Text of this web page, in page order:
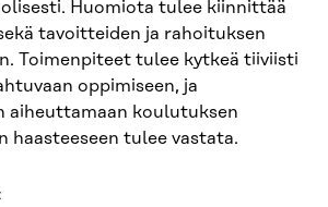
Huomiota tulee kiinnittää
tavoitteiden ja rahoituksen
Toimenpiteet tulee kytkeä tiiviisti
oppimiseen, ja
aiheuttamaan koulutuksen
haasteeseen tulee vastata.